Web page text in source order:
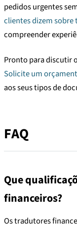
pedidos urgentes
clientes dizem sobre
compreender
Pronto para discutir
Solicite um
aos seus tipos de
FAQ
Que
financeiros?
Os tradutores